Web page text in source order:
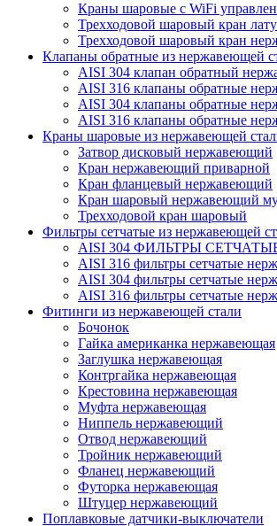
Краны шаровые с WiFi
Трехходовой шаровый кран
Трехходовой шаровый кран
Клапаны обратные из нержавеющей
AISI 304 клапан обратный
AISI 316 клапаны обратные
AISI 304 клапаны обратные
AISI 316 клапаны обратные
Краны шаровые из нержавеющей
Затвор дисковый нержавеющий
Кран нержавеющий приварной
Кран фланцевый нержавеющий
Кран шаровый нержавеющий
Трехходовой кран шаровый
Фильтры сетчатые из нержавеющей
AISI 304 ФИЛЬТРЫ
AISI 316 фильтры сетчатые
AISI 304 фильтры сетчатые
AISI 316 фильтры сетчатые
Фитинги из нержавеющей стали
Бочонок
Гайка американка нержавеющая
Заглушка нержавеющая
Контргайка нержавеющая
Крестовина нержавеющая
Муфта нержавеющая
Ниппель нержавеющий
Отвод нержавеющий
Тройник нержавеющий
Фланец нержавеющий
Футорка нержавеющая
Штуцер нержавеющий
Поплавковые датчики-выключатели